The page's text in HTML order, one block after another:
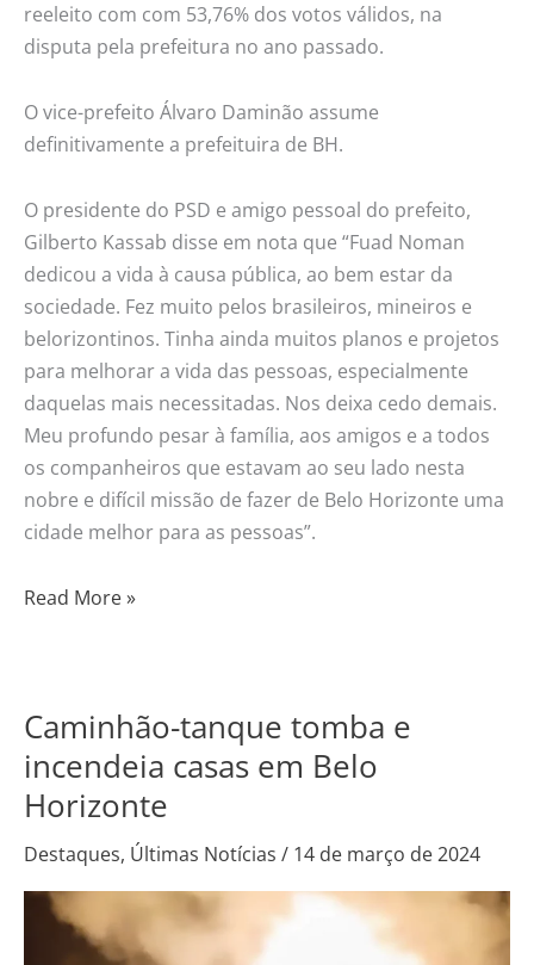
reeleito com com 53,76% dos votos válidos, na
disputa pela prefeitura no ano passado.
O vice-prefeito Álvaro Daminão assume
definitivamente a prefeituira de BH.
O presidente do PSD e amigo pessoal do prefeito,
Gilberto Kassab disse em nota que “Fuad Noman
dedicou a vida à causa pública, ao bem estar da
sociedade. Fez muito pelos brasileiros, mineiros e
belorizontinos. Tinha ainda muitos planos e projetos
para melhorar a vida das pessoas, especialmente
daquelas mais necessitadas. Nos deixa cedo demais.
Meu profundo pesar à família, aos amigos e a todos
os companheiros que estavam ao seu lado nesta
nobre e difícil missão de fazer de Belo Horizonte uma
cidade melhor para as pessoas”.
Read More »
Caminhão-tanque tomba e
incendeia casas em Belo
Horizonte
Destaques, Últimas Notícias / 14 de março de 2024
Caminhão-
tanque
tomba
e
incendeia